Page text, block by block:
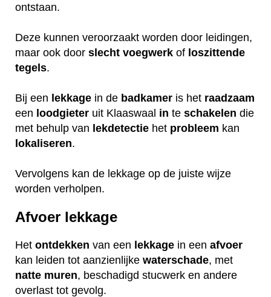
ontstaan.
Deze kunnen veroorzaakt worden door leidingen,
maar ook door slecht voegwerk of loszittende
tegels.
Bij een lekkage in de badkamer is het raadzaam
een loodgieter uit Klaaswaal in te schakelen die
met behulp van lekdetectie het probleem kan
lokaliseren.
Vervolgens kan de lekkage op de juiste wijze
worden verholpen.
Afvoer lekkage
Het ontdekken van een lekkage in een afvoer
kan leiden tot aanzienlijke waterschade, met
natte muren, beschadigd stucwerk en andere
overlast tot gevolg.